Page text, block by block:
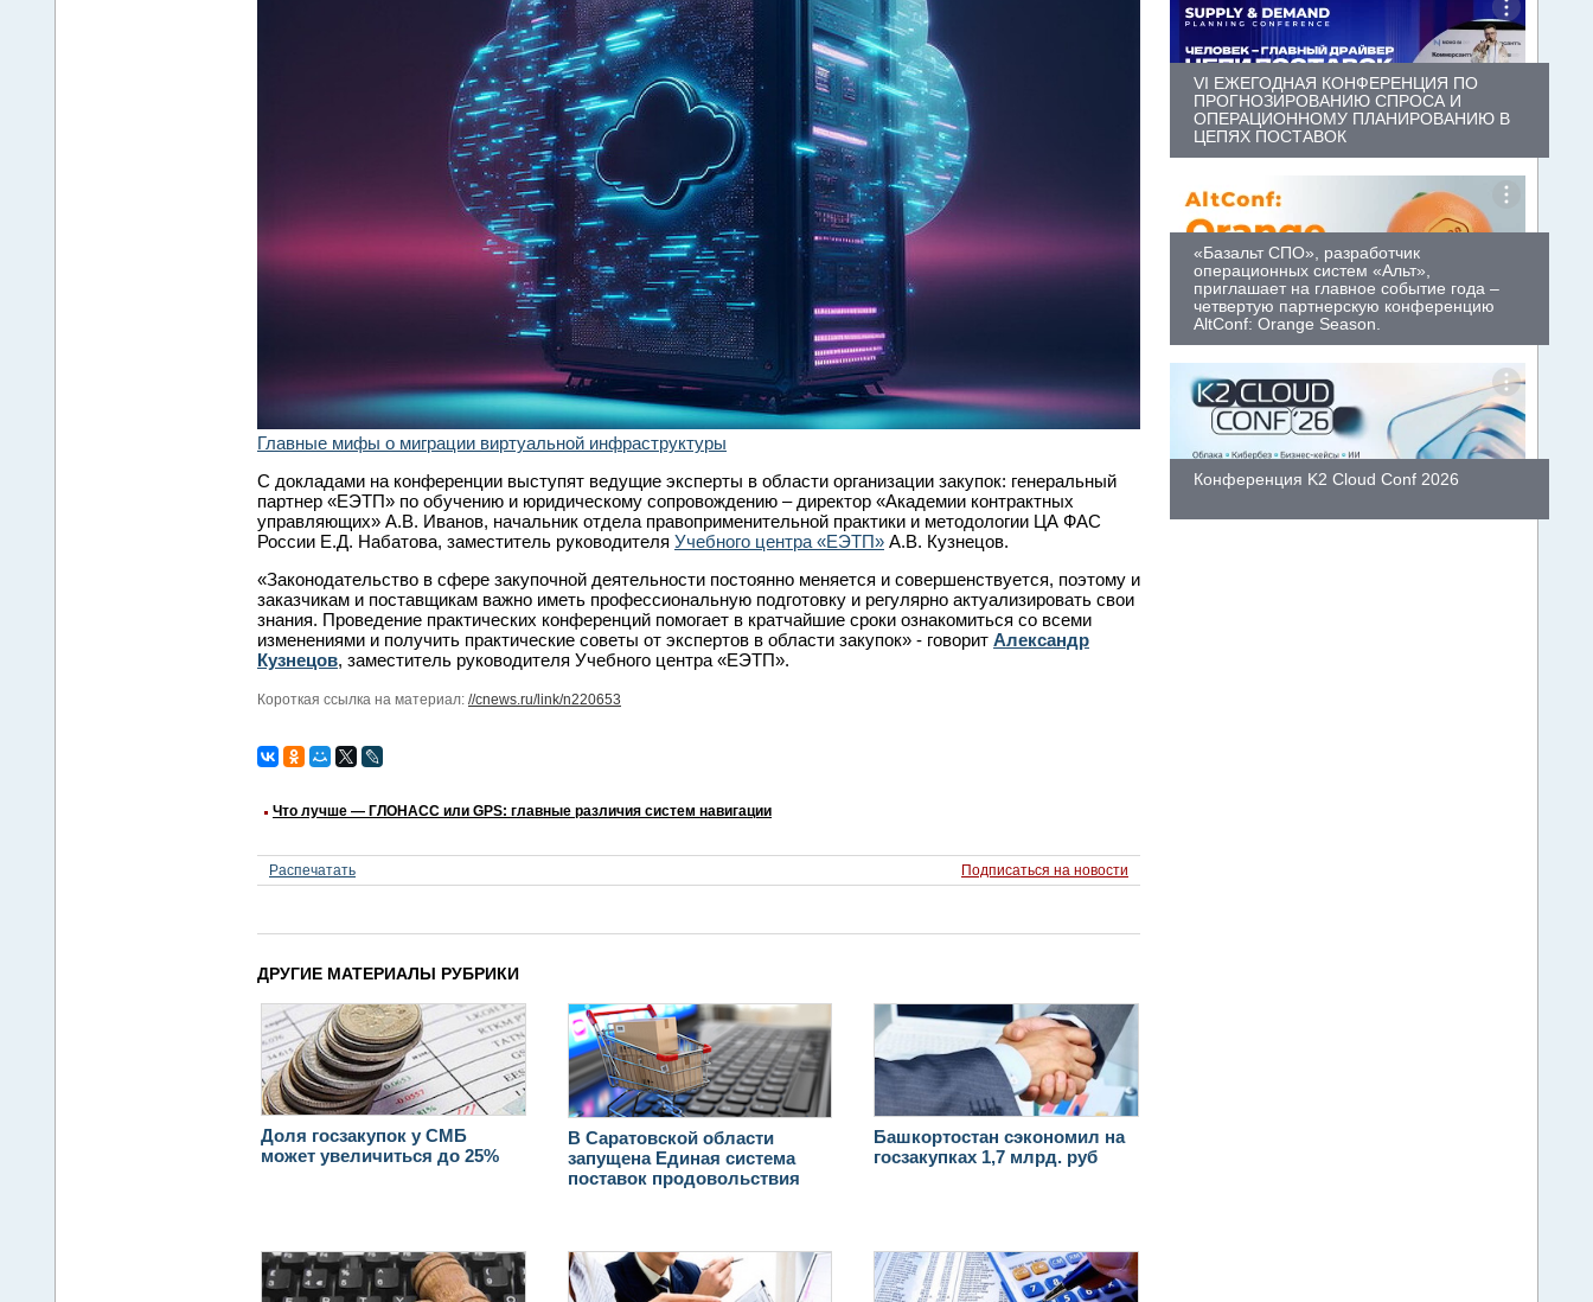
Главные мифы о миграции виртуальной инфраструктуры
С докладами на конференции выступят ведущие эксперты в области организации закупок: генеральный
партнер «ЕЭТП» по обучению и юридическому сопровождению – директор «Академии контрактных
управляющих» А.В. Иванов, начальник отдела правоприменительной практики и методологии ЦА ФАС
России Е.Д. Набатова, заместитель руководителя Учебного центра «ЕЭТП» А.В. Кузнецов.
«Законодательство в сфере закупочной деятельности постоянно меняется и совершенствуется, поэтому и
заказчикам и поставщикам важно иметь профессиональную подготовку и регулярно актуализировать свои
знания. Проведение практических конференций помогает в кратчайшие сроки ознакомиться со всеми
изменениями и получить практические советы от экспертов в области закупок» - говорит Александр
Кузнецов, заместитель руководителя Учебного центра «ЕЭТП».
Короткая ссылка на материал: //cnews.ru/link/n220653
Что лучше — ГЛОНАСС или GPS: главные различия систем навигации
Распечатать Подписаться на новости
ДРУГИЕ МАТЕРИАЛЫ РУБРИКИ
Доля госзакупок у СМБ
может увеличиться до 25%
В Саратовской области
запущена Единая система
поставок продовольствия
Башкортостан сэкономил на
госзакупках 1,7 млрд. руб
VI ЕЖЕГОДНАЯ КОНФЕРЕНЦИЯ ПО
ПРОГНОЗИРОВАНИЮ СПРОСА И
ОПЕРАЦИОННОМУ ПЛАНИРОВАНИЮ В
ЦЕПЯХ ПОСТАВОК
«Базальт СПО», разработчик
операционных систем «Альт»,
приглашает на главное событие года –
четвертую партнерскую конференцию
AltConf: Orange Season.
Конференция K2 Cloud Conf 2026